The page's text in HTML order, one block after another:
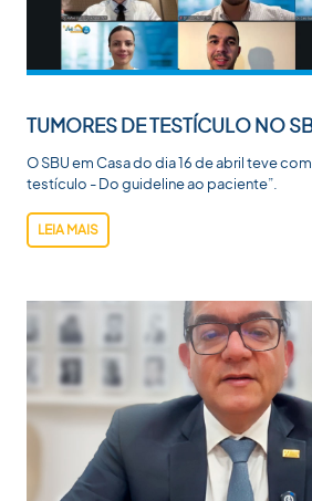
TUMORES DE TESTÍCULO NO
O SBU em Casa do dia 16 de abril teve
testículo - Do guideline ao paciente”.
LEIA MAIS